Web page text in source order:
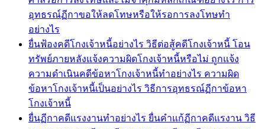
อุทธรณ์ฏีกาขอให้ลดโทษหรือให้รอการลงโทษทำ
อย่างไร
ยื่นฟ้องคดีโกงเจ้าหนี้อย่างไร วิธีต่อสู้คดีโกงเจ้าหนี้ โอน
ทรัพย์ภายหลังแจ้งความผิดโกงเจ้าหนี้หรือไม่ ถูกแจ้ง
ความดำเนินคดีข้อหาโกงเจ้าหนี้ทำอย่างไร ความผิด
ข้อหาโกงเจ้าหนี้เป็นอย่างไร วิธีการอุทธรณ์ฏีกาข้อหา
โกงเจ้าหนี้
ยื่นฏีกาคดีแรงงานทำอย่างไร ยื่นคำแก้ฏีกาคดีแรงาน วิธี